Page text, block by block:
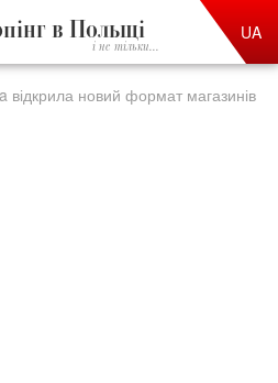
в Польщі
і не тільки...
UA
відкрила новий формат магазинів